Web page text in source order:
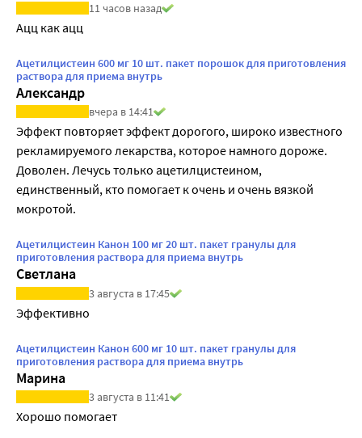
11 часов назад
Ацц как ацц
Ацетилцистеин 600 мг 10 шт. пакет порошок для приготовления
раствора для приема внутрь
Александр
вчера в 14:41
Эффект повторяет эффект дорогого, широко известного
рекламируемого лекарства, которое намного дороже.
Доволен. Лечусь только ацетилцистеином,
единственный, кто помогает к очень и очень вязкой
мокротой.
Ацетилцистеин Канон 100 мг 20 шт. пакет гранулы для
приготовления раствора для приема внутрь
Светлана
3 августа в 17:45
Эффективно
Ацетилцистеин Канон 600 мг 10 шт. пакет гранулы для
приготовления раствора для приема внутрь
Марина
3 августа в 11:41
Хорошо помогает